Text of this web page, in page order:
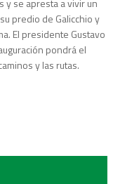
y se apresta a vivir un
predio de Galicchio y
El presidente Gustavo
pondrá el
y las rutas.